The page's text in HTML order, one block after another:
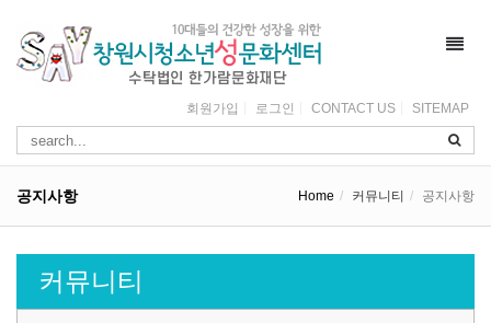
회원가입 로그인 CONTACT US SITEMAP
공지사항 Home 커뮤니티 공지사항
커뮤니티